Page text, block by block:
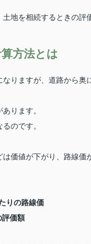
地を相続するときの評
方法とは
りますが、道路から奥
ります。
のです。
価値が下がり、路線価
りの路線価
評価額